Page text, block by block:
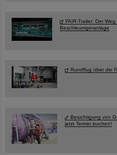
FAIR-Trailer: Der
Beschleunigeranlage
Rundflug über die
Besichtigung von
jetzt Termin buchen!